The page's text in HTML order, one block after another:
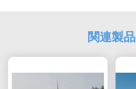
関連製品